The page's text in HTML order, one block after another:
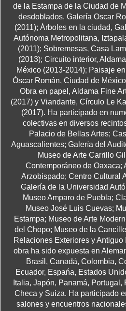
de la Estampa de la Ciudad de
desdoblados, Galería Oscar
(2011); Árboles en la ciudad,
Autónoma Metropolitana,
(2011); Sobremesas, Casa
(2013); Circuito interior,
México (2013-2014); Paisaje
Óscar Román, Ciudad de
Obra en papel, Aldama Fine
(2017) y Viandante, Círculo Le
(2017). Ha participado en
colectivas en diversos
Palacio de Bellas Artes;
Aguascalientes; Galería del
Museo de Arte Carrillo
Contemporáneo de Oaxaca;
Arzobispado; Centro Cultural
Galería de la Universidad
Museo Amparo de Puebla;
Museo José Luis Cuevas;
Estampa; Museo de Arte
del Chopo; Museo de la
Relaciones Exteriores y
obra ha sido expuesta en
Brasil, Canadá, Colombia,
Ecuador, Espańa, Estados
Italia, Japón, Panamá,
Checa y Suiza. Ha participado
salones y encuentros